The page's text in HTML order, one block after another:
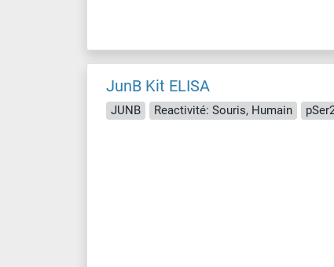
JunB Kit ELISA
JUNB Reactivité: Souris, Humain